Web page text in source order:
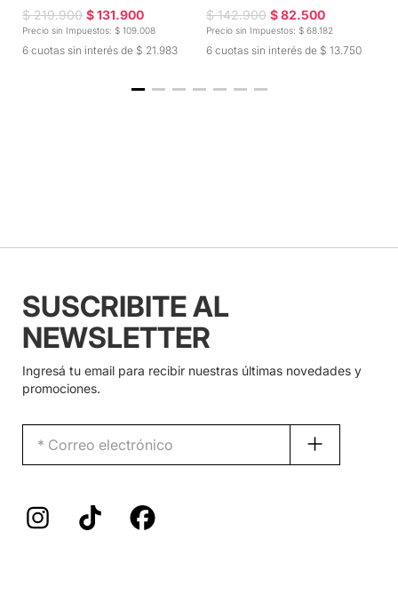
$ 219.900 $ 131.900
Precio sin Impuestos: $ 109.008
6 cuotas sin interés de $ 21.983
$ 142.900 $ 82.500
Precio sin Impuestos: $ 68.182
6 cuotas sin interés de $ 13.750
SUSCRIBITE AL
NEWSLETTER
Ingresá tu email para recibir nuestras últimas novedades y
promociones.